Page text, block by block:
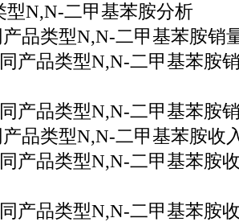
型N,N-二甲基苯胺分析
品类型N,N-二甲基苯胺销
产品类型N,N-二甲基苯胺
产品类型N,N-二甲基苯胺
品类型N,N-二甲基苯胺收
产品类型N,N-二甲基苯胺
产品类型N,N-二甲基苯胺